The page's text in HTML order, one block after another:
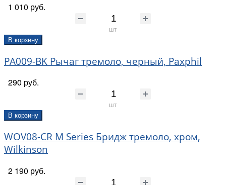
1 010 руб.
шт
В корзину
PA009-BK Рычаг тремоло, черный, Paxphil
290 руб.
шт
В корзину
WOV08-CR M Series Бридж тремоло, хром,
Wilkinson
2 190 руб.